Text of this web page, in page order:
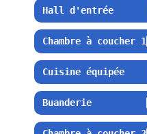
Hall d'entrée
Chambre à coucher 1
Cuisine équipée
Buanderie